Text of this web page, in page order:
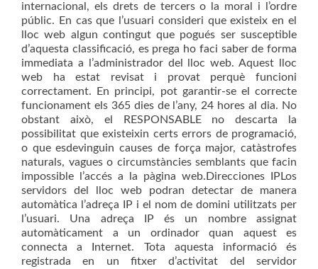
internacional, els drets de tercers o la moral i l’ordre
públic. En cas que l’usuari consideri que existeix en el
lloc web algun contingut que pogués ser susceptible
d’aquesta classificació, es prega ho faci saber de forma
immediata a l’administrador del lloc web. Aquest lloc
web ha estat revisat i provat perquè funcioni
correctament. En principi, pot garantir-se el correcte
funcionament els 365 dies de l’any, 24 hores al dia. No
obstant això, el RESPONSABLE no descarta la
possibilitat que existeixin certs errors de programació,
o que esdevinguin causes de força major, catàstrofes
naturals, vagues o circumstàncies semblants que facin
impossible l’accés a la pàgina web.Direcciones IPLos
servidors del lloc web podran detectar de manera
automàtica l’adreça IP i el nom de domini utilitzats per
l’usuari. Una adreça IP és un nombre assignat
automàticament a un ordinador quan aquest es
connecta a Internet. Tota aquesta informació és
registrada en un fitxer d’activitat del servidor